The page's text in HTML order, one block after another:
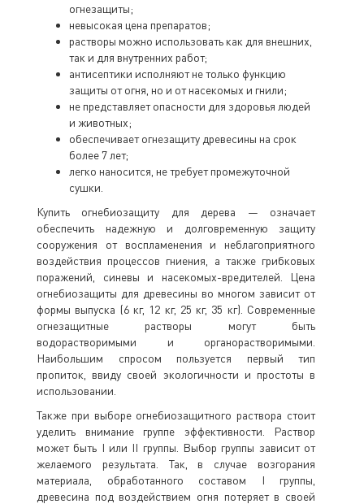
огнезащиты;
невысокая цена препаратов;
растворы можно использовать как для внешних,
так и для внутренних работ;
антисептики исполняют не только функцию
защиты от огня, но и от насекомых и гнили;
не представляет опасности для здоровья людей
и животных;
обеспечивает огнезащиту древесины на срок
более 7 лет;
легко наносится, не требует промежуточной
сушки.
Купить огнебиозащиту для дерева — означает
обеспечить надежную и долговременную защиту
сооружения от воспламенения и неблагоприятного
воздействия процессов гниения, а также грибковых
поражений, синевы и насекомых-вредителей. Цена
огнебиозащиты для древесины во многом зависит от
формы выпуска (6 кг, 12 кг, 25 кг, 35 кг). Современные
огнезащитные растворы могут быть
водорастворимыми и органорастворимыми.
Наибольшим спросом пользуется первый тип
пропиток, ввиду своей экологичности и простоты в
использовании.
Также при выборе огнебиозащитного раствора стоит
уделить внимание группе эффективности. Раствор
может быть I или II группы. Выбор группы зависит от
желаемого результата. Так, в случае возгорания
материала, обработанного составом I группы,
древесина под воздействием огня потеряет в своей